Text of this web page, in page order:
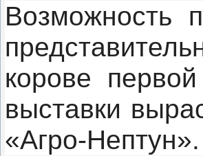
Возможность
корове
выставки
«Агро-Нептун».